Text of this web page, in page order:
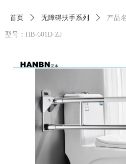
首页 ꄲ 无障碍扶手系列 ꄲ 产品
型号：HB-601D-ZJ